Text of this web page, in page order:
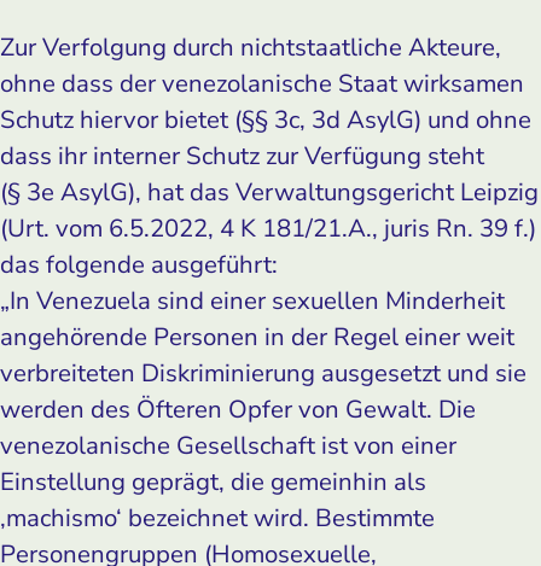
Zur Verfolgung durch nichtstaatliche Akteure,
ohne dass der venezolanische Staat wirksamen
Schutz hiervor bietet (§§ 3c, 3d AsylG) und ohne
dass ihr interner Schutz zur Verfügung steht
(§ 3e AsylG), hat das Verwaltungsgericht Leipzig
(Urt. vom 6.5.2022, 4 K 181/21.A., juris Rn. 39 f.)
das folgende ausgeführt:
„In Venezuela sind einer sexuellen Minderheit
angehörende Personen in der Regel einer weit
verbreiteten Diskriminierung ausgesetzt und sie
werden des Öfteren Opfer von Gewalt. Die
venezolanische Gesellschaft ist von einer
Einstellung geprägt, die gemeinhin als
‚machismo‘ bezeichnet wird. Bestimmte
Personengruppen (Homosexuelle,